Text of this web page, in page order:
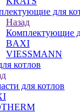
для
Назад
Комплектующие
BAXI
VIESSMANN
котлов
для котлов